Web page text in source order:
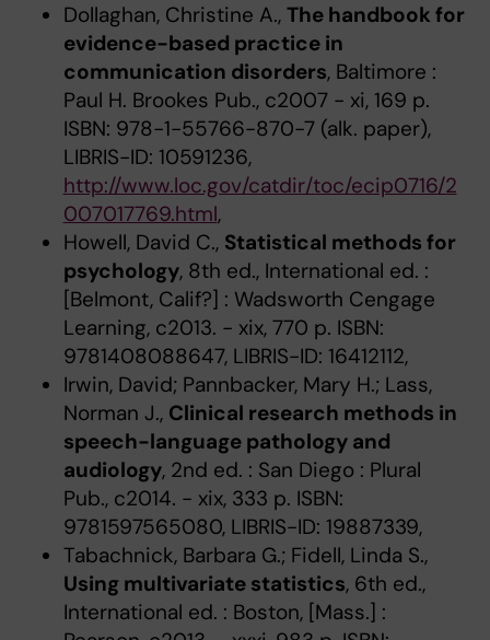
Dollaghan, Christine A., The handbook for
evidence-based practice in
communication disorders, Baltimore :
Paul H. Brookes Pub., c2007 - xi, 169 p.
ISBN: 978-1-55766-870-7 (alk. paper),
LIBRIS-ID: 10591236,
http://www.loc.gov/catdir/toc/ecip0716/2
007017769.html,
Howell, David C., Statistical methods for
psychology, 8th ed., International ed. :
[Belmont, Calif?] : Wadsworth Cengage
Learning, c2013. - xix, 770 p. ISBN:
9781408088647, LIBRIS-ID: 16412112,
Irwin, David; Pannbacker, Mary H.; Lass,
Norman J., Clinical research methods in
speech-language pathology and
audiology, 2nd ed. : San Diego : Plural
Pub., c2014. - xix, 333 p. ISBN:
9781597565080, LIBRIS-ID: 19887339,
Tabachnick, Barbara G.; Fidell, Linda S.,
Using multivariate statistics, 6th ed.,
International ed. : Boston, [Mass.] :